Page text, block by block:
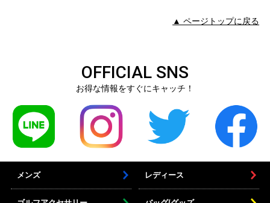
▲ ページトップに戻る
OFFICIAL SNS
お得な情報をすぐにキャッチ！
メンズ レディース